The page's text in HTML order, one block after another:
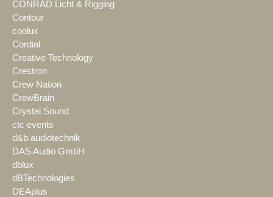
CONRAD Licht & Rigging
Contour
coolux
Cordial
Creative Technology
Crestron
Crew Nation
CrewBrain
Crystal Sound
ctc events
d&b audiotechnik
DAS Audio GmbH
dblux
dBTechnologies
DEAplus